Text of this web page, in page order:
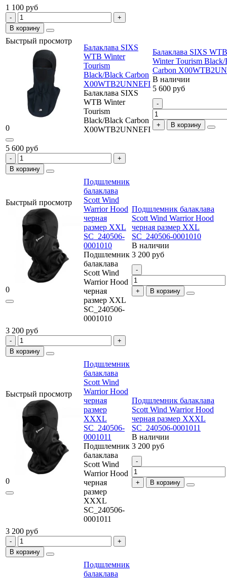
1 100 руб
В корзину
Быстрый просмотр
0
Балаклава SIXS
WTB Winter
Tourism
Black/Black Carbon
X00WTB2UNNEFI
Балаклава SIXS
WTB Winter
Tourism
Black/Black Carbon
X00WTB2UNNEFI
Балаклава SIXS WTB
Winter Tourism
Carbon
В наличии
5 600 руб
В корзину
5 600 руб
В корзину
Быстрый просмотр
0
Подшлемник
балаклава
Scott Wind
Warrior Hood
черная
размер XXL
SC_240506-
0001010
Подшлемник
балаклава
Scott Wind
Warrior Hood
черная
размер XXL
SC_240506-
0001010
Подшлемник балаклава
Scott Wind Warrior Hood
черная размер XXL
SC_240506-0001010
В наличии
3 200 руб
В корзину
3 200 руб
В корзину
Быстрый просмотр
0
Подшлемник
балаклава
Scott Wind
Warrior Hood
черная
размер
XXXL
SC_240506-
0001011
Подшлемник
балаклава
Scott Wind
Warrior Hood
черная
размер
XXXL
SC_240506-
0001011
Подшлемник балаклава
Scott Wind Warrior Hood
черная размер XXXL
SC_240506-0001011
В наличии
3 200 руб
В корзину
3 200 руб
В корзину
Подшлемник
балаклава